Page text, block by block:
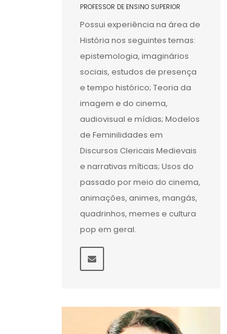
PROFESSOR DE ENSINO SUPERIOR
Possui experiência na área de
História nos seguintes temas:
epistemologia, imaginários
sociais, estudos de presença
e tempo histórico; Teoria da
imagem e do cinema,
audiovisual e mídias; Modelos
de Feminilidades em
Discursos Clericais Medievais
e narrativas míticas; Usos do
passado por meio do cinema,
animações, animes, mangás,
quadrinhos, memes e cultura
pop em geral.